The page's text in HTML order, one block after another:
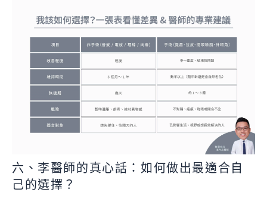
六、李醫師的真心話：如何做出最適合自
己的選擇？